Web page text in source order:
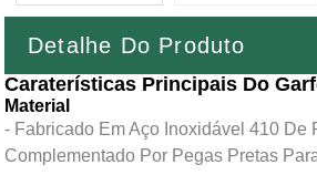
Detalhe Do Produto
Caraterísticas Principais Do
Material
- Fabricado Em Aço Inoxidável 410
Complementado Por Pegas Pretas